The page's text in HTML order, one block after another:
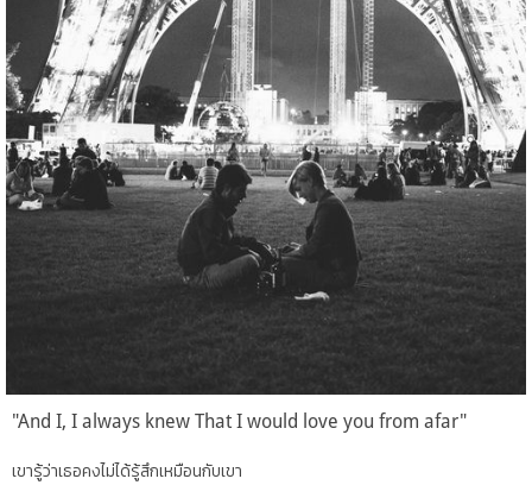
"And I, I always knew That I would love you from afar"
เขารู้ว่าเธอคงไม่ได้รู้สึกเหมือนกับเขา